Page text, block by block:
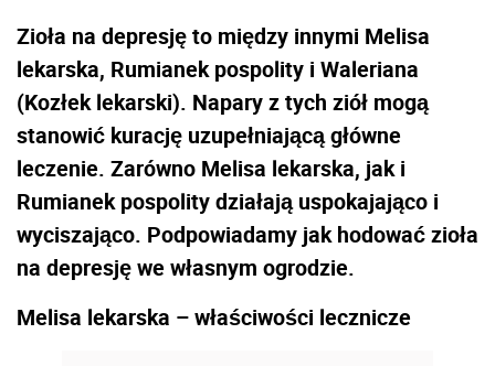
Zioła na depresję to między innymi Melisa
lekarska, Rumianek pospolity i Waleriana
(Kozłek lekarski). Napary z tych ziół mogą
stanowić kurację uzupełniającą główne
leczenie. Zarówno Melisa lekarska, jak i
Rumianek pospolity działają uspokajająco i
wyciszająco. Podpowiadamy jak hodować zioła
na depresję we własnym ogrodzie.
Melisa lekarska – właściwości lecznicze